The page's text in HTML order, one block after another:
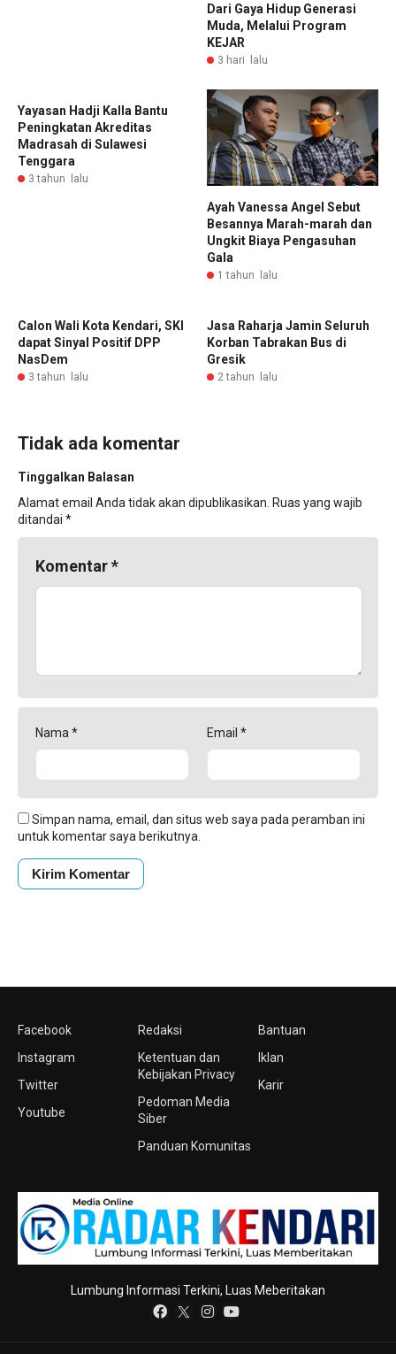
Dari Gaya Hidup Generasi
Muda, Melalui Program
KEJAR
3 hari lalu
Yayasan Hadji Kalla Bantu
Peningkatan Akreditas
Madrasah di Sulawesi
Tenggara
3 tahun lalu
Ayah Vanessa Angel Sebut
Besannya Marah-marah dan
Ungkit Biaya Pengasuhan
Gala
1 tahun lalu
Calon Wali Kota Kendari, SKI
dapat Sinyal Positif DPP
NasDem
3 tahun lalu
Jasa Raharja Jamin Seluruh
Korban Tabrakan Bus di
Gresik
2 tahun lalu
Tidak ada komentar
Tinggalkan Balasan
Alamat email Anda tidak akan dipublikasikan. Ruas yang wajib
ditandai *
Komentar*
Nama * Email *
Simpan nama, email, dan situs web saya pada peramban ini
untuk komentar saya berikutnya.
Facebook
Instagram
Twitter
Youtube
Redaksi
Ketentuan dan
Kebijakan Privacy
Pedoman Media
Siber
Panduan Komunitas
Bantuan
Iklan
Karir
Lumbung Informasi Terkini, Luas Meberitakan